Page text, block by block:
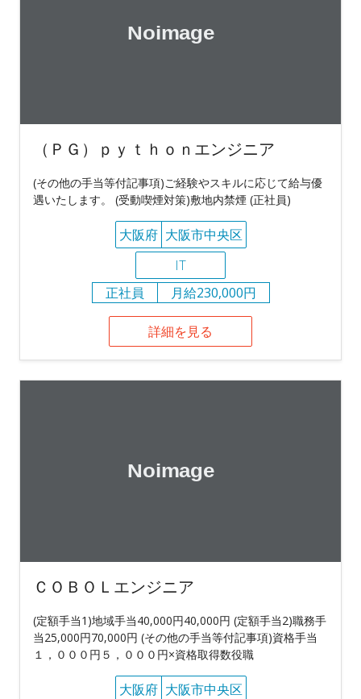
（ＰＧ）ｐｙｔｈｏｎエンジニア
(その他の手当等付記事項)ご経験やスキルに応じて給与優
遇いたします。 (受動喫煙対策)敷地内禁煙 (正社員)
大阪府 大阪市中央区
IT
正社員
月給230,000円
詳細を見る
ＣＯＢＯＬエンジニア
(定額手当1)地域手当40,000円40,000円 (定額手当2)職務手
当25,000円70,000円 (その他の手当等付記事項)資格手当
１，０００円５，０００円×資格取得数役職
大阪府 大阪市中央区